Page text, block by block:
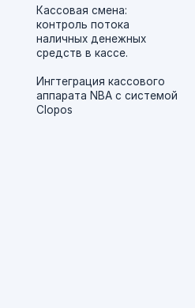
Кассовая смена:
контроль потока
наличных денежных
средств в кассе.
Ингтеграция кассового
аппарата NBA с системой
Clopos